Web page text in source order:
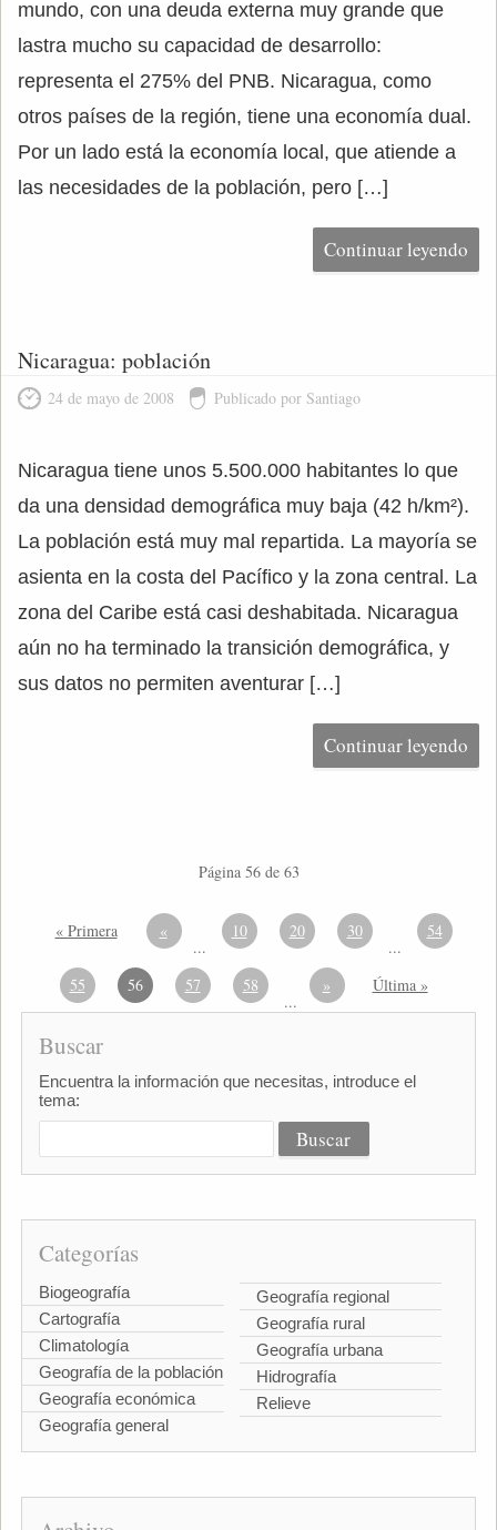
mundo, con una deuda externa muy grande que
lastra mucho su capacidad de desarrollo:
representa el 275% del PNB. Nicaragua, como
otros países de la región, tiene una economía dual.
Por un lado está la economía local, que atiende a
las necesidades de la población, pero […]
Continuar leyendo
Nicaragua: población
24 de mayo de 2008 Publicado por Santiago
Nicaragua tiene unos 5.500.000 habitantes lo que
da una densidad demográfica muy baja (42 h/km²).
La población está muy mal repartida. La mayoría se
asienta en la costa del Pacífico y la zona central. La
zona del Caribe está casi deshabitada. Nicaragua
aún no ha terminado la transición demográfica, y
sus datos no permiten aventurar […]
Continuar leyendo
Página 56 de 63
« Primera «
...
10 20 30
...
54
55 56 57 58
...
» Última »
Buscar
Encuentra la información que necesitas, introduce el
tema:
Categorías
Biogeografía
Cartografía
Climatología
Geografía de la población
Geografía económica
Geografía general
Geografía regional
Geografía rural
Geografía urbana
Hidrografía
Relieve